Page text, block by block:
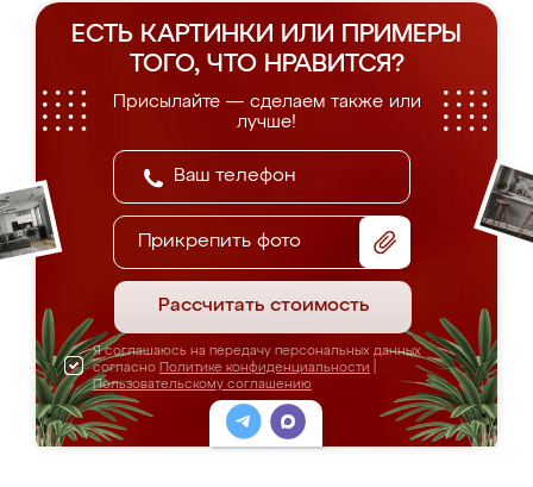
ЕСТЬ КАРТИНКИ ИЛИ ПРИМЕРЫ
ТОГО, ЧТО НРАВИТСЯ?
Присылайте — сделаем также или
лучше!
Прикрепить фото
Рассчитать стоимость
Я соглашаюсь на передачу персональных данных
согласно Политике конфиденциальности
Пользовательскому соглашению